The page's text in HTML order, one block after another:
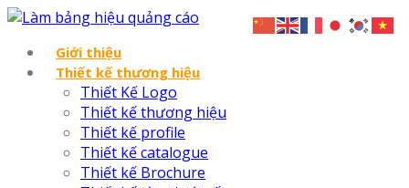
Giới thiệu
Thiết kế thương hiệu
Thiết Kế Logo
Thiết kế thương hiệu
Thiết kế profile
Thiết kế catalogue
Thiết kế Brochure